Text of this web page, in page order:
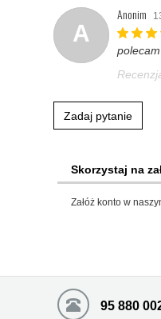
A
Anonim
polecam
Zadaj pytanie
Skorzystaj na
Załóż konto w
95 880